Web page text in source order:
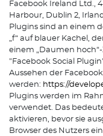
Facebook Ireland Ltd.,
Harbour, Dublin 2,
Plugins sind an einem
„f“ auf blauer Kachel,
einem „Daumen
"Facebook Social
Aussehen der
werden: https://
Plugins werden im
verwendet. Das
aktivieren, bevor sie
Browser des Nutzers